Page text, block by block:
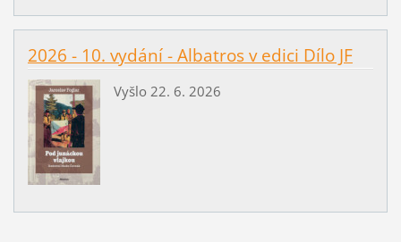
2026 - 10. vydání - Albatros v edici Dílo JF
Vyšlo 22. 6. 2026